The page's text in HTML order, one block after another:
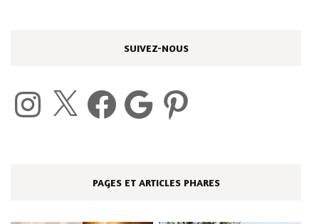
SUIVEZ-NOUS
Instagram Facebook Google Pinterest
PAGES ET ARTICLES PHARES